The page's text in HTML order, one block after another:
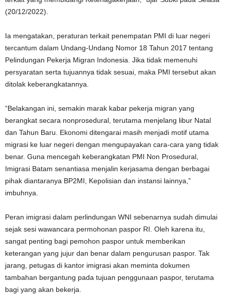
(20/12/2022).
Ia mengatakan, peraturan terkait penempatan PMI di luar negeri
tercantum dalam Undang-Undang Nomor 18 Tahun 2017 tentang
Pelindungan Pekerja Migran Indonesia. Jika tidak memenuhi
persyaratan serta tujuannya tidak sesuai, maka PMI tersebut akan
ditolak keberangkatannya.
“Belakangan ini, semakin marak kabar pekerja migran yang
berangkat secara nonprosedural, terutama menjelang libur Natal
dan Tahun Baru. Ekonomi ditengarai masih menjadi motif utama
migrasi ke luar negeri dengan mengupayakan cara-cara yang tidak
benar. Guna mencegah keberangkatan PMI Non Prosedural,
Imigrasi Batam senantiasa menjalin kerjasama dengan berbagai
pihak diantaranya BP2MI, Kepolisian dan instansi lainnya,”
imbuhnya.
Peran imigrasi dalam perlindungan WNI sebenarnya sudah dimulai
sejak sesi wawancara permohonan paspor RI. Oleh karena itu,
sangat penting bagi pemohon paspor untuk memberikan
keterangan yang jujur dan benar dalam pengurusan paspor. Tak
jarang, petugas di kantor imigrasi akan meminta dokumen
tambahan bergantung pada tujuan penggunaan paspor, terutama
bagi yang akan bekerja.